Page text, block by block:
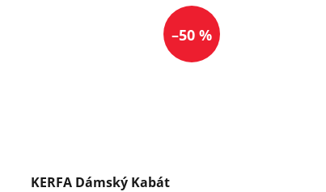
–50 %
KERFA Dámský Kabát